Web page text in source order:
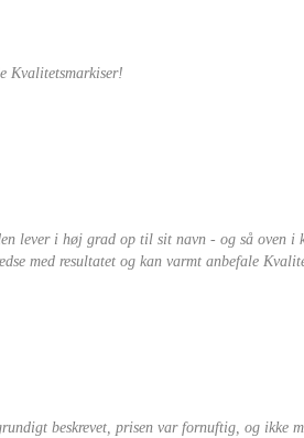
Kvalitetsmarkiser!
lever i høj grad op til sit navn - og så
med resultatet og kan varmt anbefale
beskrevet, prisen var fornuftig, og